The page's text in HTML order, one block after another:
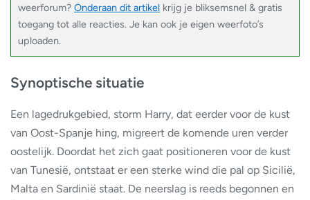
weerforum? Onderaan dit artikel krijg je bliksemsnel & gratis
toegang tot alle reacties. Je kan ook je eigen weerfoto’s
uploaden.
Synoptische situatie
Een lagedrukgebied, storm Harry, dat eerder voor de kust
van Oost-Spanje hing, migreert de komende uren verder
oostelijk. Doordat het zich gaat positioneren voor de kust
van Tunesië, ontstaat er een sterke wind die pal op Sicilië,
Malta en Sardinië staat. De neerslag is reeds begonnen en